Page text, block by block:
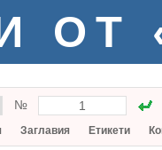
ОТ
№
Заглавия Етикети